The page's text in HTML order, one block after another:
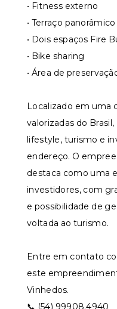
• Fitness externo
• Terraço
• Dois espaços Fire
• Bike sharing
• Área de
Localizado em uma
valorizadas do
lifestyle, turismo e
endereço. O
destaca como uma
investidores, com
e possibilidade de
voltada ao turismo.
Entre em contato
este
Vinhedos.
📞 (54) 99908.4940